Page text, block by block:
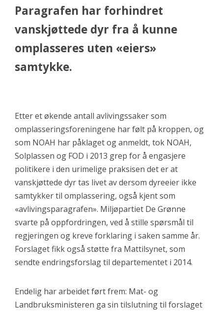
Paragrafen har forhindret
vanskjøttede dyr fra å kunne
omplasseres uten «eiers»
samtykke.
Etter et økende antall avlivingssaker som
omplasseringsforeningene har følt på kroppen, og
som NOAH har påklaget og anmeldt, tok NOAH,
Solplassen og FOD i 2013 grep for å engasjere
politikere i den urimelige praksisen det er at
vanskjøttede dyr tas livet av dersom dyreeier ikke
samtykker til omplassering, også kjent som
«avlivingsparagrafen». Miljøpartiet De Grønne
svarte på oppfordringen, ved å stille spørsmål til
regjeringen og kreve forklaring i saken samme år.
Forslaget fikk også støtte fra Mattilsynet, som
sendte endringsforslag til departementet i 2014.
Endelig har arbeidet ført frem: Mat- og
Landbruksministeren ga sin tilslutning til forslaget